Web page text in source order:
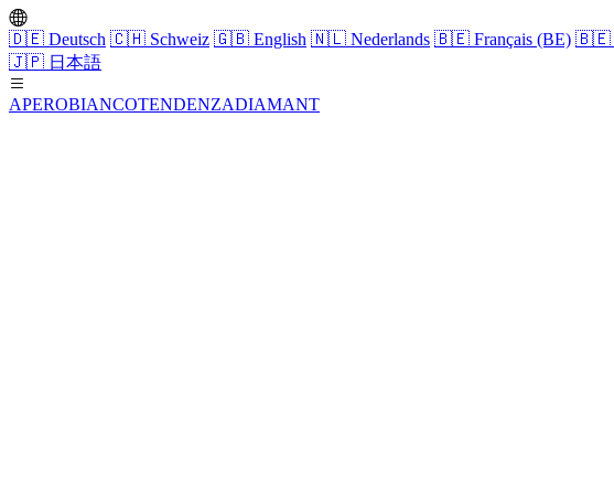
🇩🇪 Deutsch 🇨🇭 Schweiz 🇬🇧 English 🇳🇱 Nederlands 🇧🇪 Français (BE) 🇧🇪
🇯🇵 日本語
APEROBIANCOTENDENZADIAMANT